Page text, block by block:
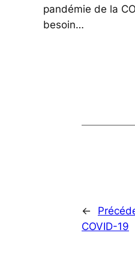
pandémie de la
besoin…
←
COVID-19